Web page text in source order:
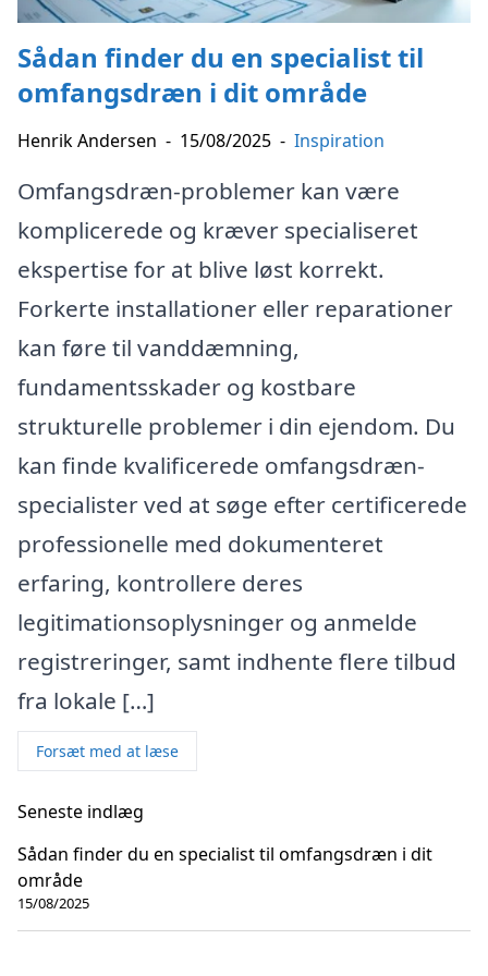
Sådan finder du en specialist til
omfangsdræn i dit område
Henrik Andersen - 15/08/2025 - Inspiration
Omfangsdræn-problemer kan være
komplicerede og kræver specialiseret
ekspertise for at blive løst korrekt.
Forkerte installationer eller reparationer
kan føre til vanddæmning,
fundamentsskader og kostbare
strukturelle problemer i din ejendom. Du
kan finde kvalificerede omfangsdræn-
specialister ved at søge efter certificerede
professionelle med dokumenteret
erfaring, kontrollere deres
legitimationsoplysninger og anmelde
registreringer, samt indhente flere tilbud
fra lokale […]
Forsæt med at læse
Seneste indlæg
Sådan finder du en specialist til omfangsdræn i dit
område
15/08/2025